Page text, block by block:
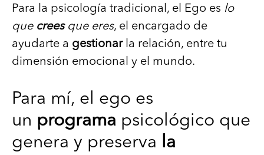
Para la psicología tradicional, el Ego es lo
que creesque eres, el encargado de
ayudarte a gestionarla relación, entre tu
dimensión emocional y el mundo.
Para mí, el ego es
un programa psicológico que
genera y preserva la